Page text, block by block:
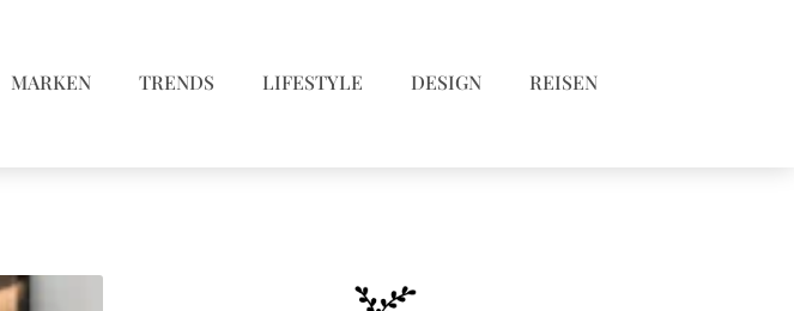
MARKEN TRENDS LIFESTYLE DESIGN REISEN